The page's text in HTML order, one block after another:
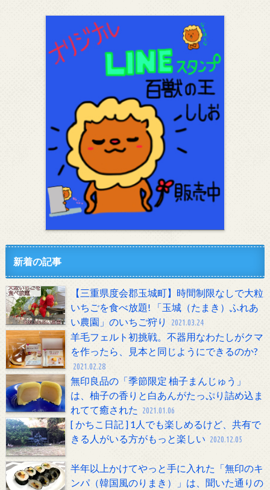
新着の記事
【三重県度会郡玉城町】時間制限なしで大粒
いちごを食べ放題! 「玉城（たまき）ふれあ
い農園」のいちご狩り
2021.03.24
羊毛フェルト初挑戦。不器用なわたしがクマ
を作ったら、見本と同じようにできるのか?
2021.02.28
無印良品の「季節限定 柚子まんじゅう」
は、柚子の香りと白あんがたっぷり詰め込ま
れてて癒された
2021.01.06
[ かちこ日記 ] 1人でも楽しめるけど、共有で
きる人がいる方がもっと楽しい 2020.12.05
半年以上かけてやっと手に入れた「無印のキ
ンパ（韓国風のりまき）」は、聞いた通りの